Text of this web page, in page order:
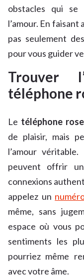
obstacles qui
l’amour. En
pas seulement
pour vous guider
Trouver
téléphone
Le téléphone rose
de plaisir, mais
l’amour
peuvent offrir
connexions
appelez un
même, sans
espace où vous
sentiments les
pourriez même
avec votre âme.